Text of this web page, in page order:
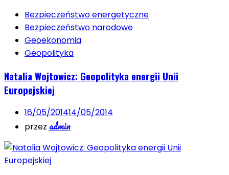
Bezpieczeństwo energetyczne
Bezpieczeństwo narodowe
Geoekonomia
Geopolityka
Natalia Wojtowicz: Geopolityka energii Unii
Europejskiej
16/05/201414/05/2014
przez admin